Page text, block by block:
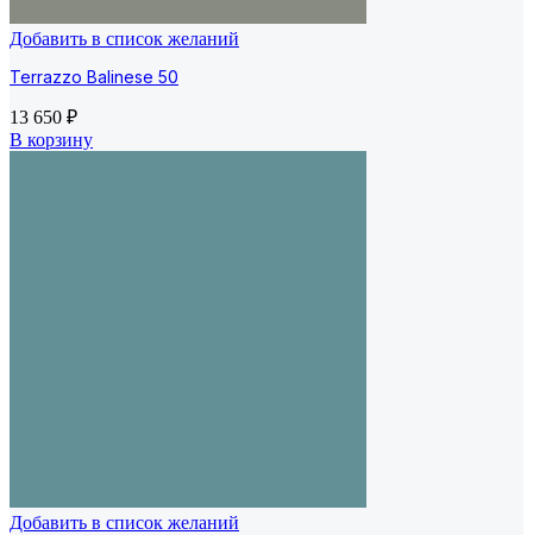
Добавить в список желаний
Terrazzo Balinese 50
13 650 ₽
В корзину
Добавить в список желаний